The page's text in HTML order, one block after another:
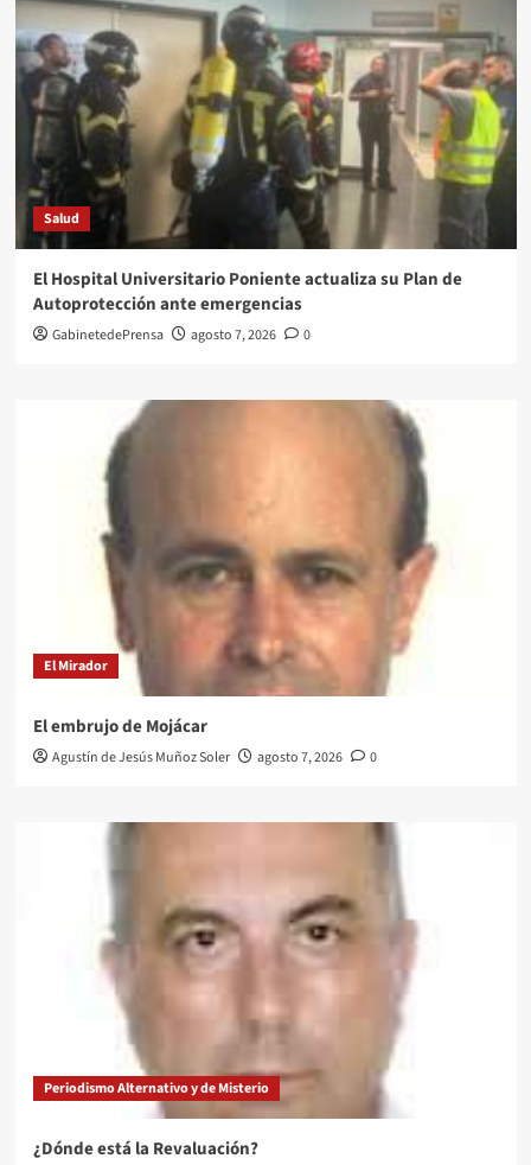
Salud
El Hospital Universitario Poniente actualiza su Plan de
Autoprotección ante emergencias
GabinetedePrensa agosto 7, 2026 0
El Mirador
El embrujo de Mojácar
Agustín de Jesús Muñoz Soler agosto 7, 2026 0
Periodismo Alternativo y de Misterio
¿Dónde está la Revaluación?